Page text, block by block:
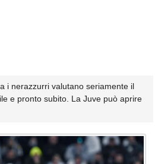
i nerazzurri valutano seriamente il
e pronto subito. La Juve può aprire